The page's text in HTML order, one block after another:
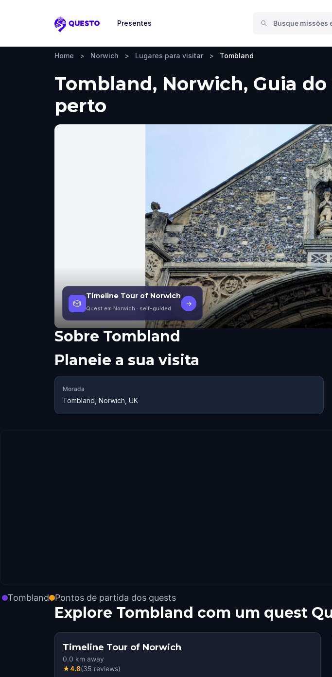
Questo
Presentes
Home > Norwich > Lugares para visitar > Tombland
Tombland, Norwich, Guia
perto
🎲
Timeline Tour of Norwich
Quest em Norwich · self-guided
→
Sobre Tombland
Planeie a sua visita
Morada
Tombland, Norwich, UK
Tombland Pontos de partida dos quests
Explore Tombland com um quest
Timeline Tour of Norwich
0.0 km away
★4.8(35 reviews)